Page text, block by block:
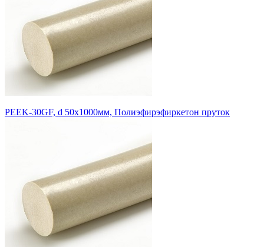
PEEK-30GF, d 50x1000мм, Полиэфирэфиркетон пруток